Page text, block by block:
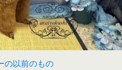
の以前のもの